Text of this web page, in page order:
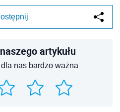
artykułu
nas bardzo ważna